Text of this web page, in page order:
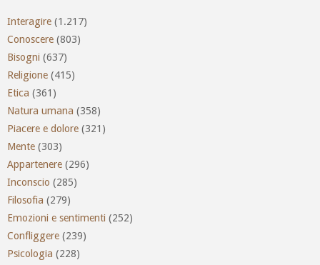
Interagire (1.217)
Conoscere (803)
Bisogni (637)
Religione (415)
Etica (361)
Natura umana (358)
Piacere e dolore (321)
Mente (303)
Appartenere (296)
Inconscio (285)
Filosofia (279)
Emozioni e sentimenti (252)
Confliggere (239)
Psicologia (228)